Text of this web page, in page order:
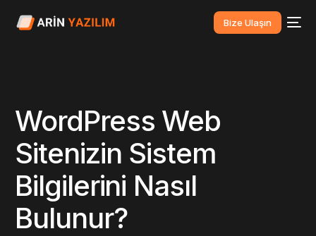
Bize Ulaşın
WordPress Web
Sitenizin Sistem
Bilgilerini Nasıl
Bulunur?